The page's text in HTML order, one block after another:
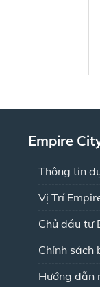
Empire
Thông tin
Vị Trí
Chủ đầu tư
Chính sách
Hướng dẫn